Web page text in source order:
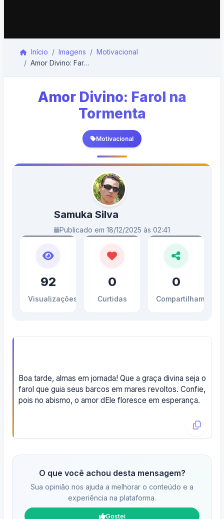
Início Imagens
Motivacional
Amor Divino: Farol na Tormenta
Amor Divino: Farol na
Tormenta
Motivacional
Samuka Silva
Publicado em 18/12/2025 às 02:41
92
Visualizações
0
Curtidas
0
Compartilhamentos
Boa tarde, almas em jornada! Que a graça divina seja o
farol que guia seus barcos em mares revoltos. Confie,
pois no abismo, o amor dEle floresce em esperança.
O que você achou desta mensagem?
Sua opinião nos ajuda a melhorar o conteúdo e a
experiência na plataforma.
Gostei